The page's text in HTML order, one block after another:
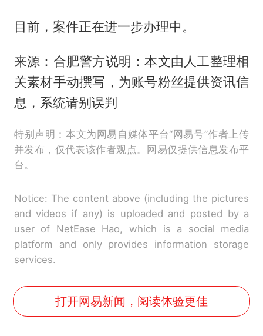
目前，案件正在进一步办理中。
来源：合肥警方说明：本文由人工整理相
关素材手动撰写，为账号粉丝提供资讯信
息，系统请别误判
特别声明：本文为网易自媒体平台“网易号”作者上传
并发布，仅代表该作者观点。网易仅提供信息发布平
台。
Notice: The content above (including the pictures
and videos if any) is uploaded and posted by a
user of NetEase Hao, which is a social media
platform and only provides information storage
services.
打开网易新闻，阅读体验更佳